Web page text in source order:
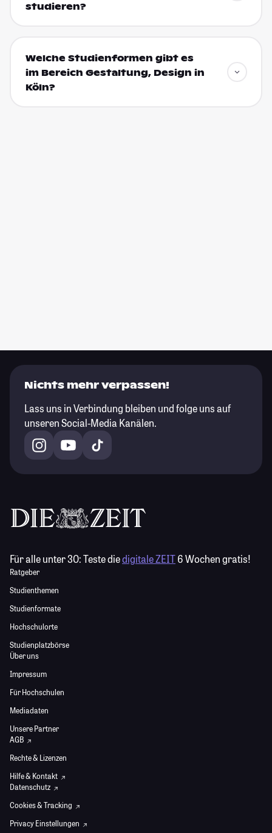
studieren?
Welche Studienformen gibt es
im Bereich Gestaltung, Design in
Köln?
Nichts mehr verpassen!
Lass uns in Verbindung bleiben und folge uns auf
unseren Social-Media Kanälen.
Für alle unter 30:Teste diedigitale ZEIT6 Wochen gratis!
Ratgeber
Studienthemen
Studienformate
Hochschulorte
Studienplatzbörse
Über uns
Impressum
Für Hochschulen
Mediadaten
Unsere Partner
AGB
Rechte & Lizenzen
Hilfe & Kontakt
Datenschutz
Cookies & Tracking
Privacy Einstellungen